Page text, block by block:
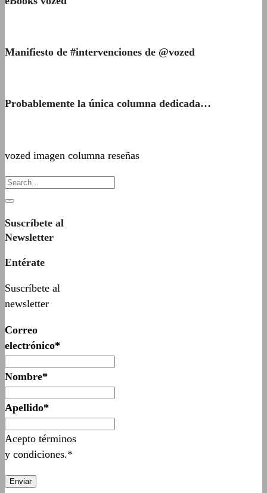
Manifiesto de #intervenciones de @vozed
Probablemente la única columna dedicada…
vozed imagen columna reseñas
Suscríbete al
Newsletter
Entérate
Suscríbete al
newsletter
Correo
electrónico*
Nombre*
Apellido*
Acepto términos
y condiciones.*